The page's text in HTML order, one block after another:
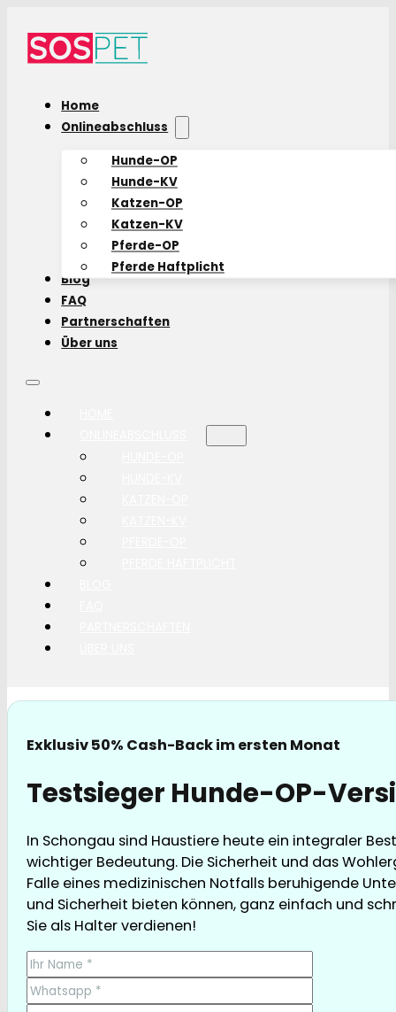
Home
Onlineabschluss
Hunde-OP
Hunde-KV
Katzen-OP
Katzen-KV
Pferde-OP
Pferde Haftplicht
Blog
FAQ
Partnerschaften
Über uns
Exklusiv 50% Cash-Back im ersten Monat
Testsieger Hunde-OP-
In Schongau sind Haustiere heute ein integraler
wichtiger Bedeutung. Die Sicherheit und das
Falle eines medizinischen Notfalls beruhigende
und Sicherheit bieten können, ganz einfach und
Sie als Halter verdienen!